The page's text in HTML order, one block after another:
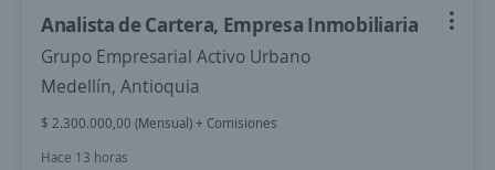
Analista de Cartera, Empresa Inmobiliaria
Grupo Empresarial Activo Urbano
Medellín, Antioquia
$ 2.300.000,00 (Mensual) + Comisiones
Hace 13 horas